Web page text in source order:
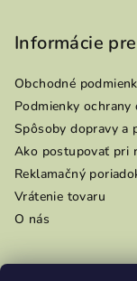
Informácie
Obchodné
Podmienky
Spôsoby dopravy a
Ako postupovať pri
Reklamačný
Vrátenie tovaru
O nás